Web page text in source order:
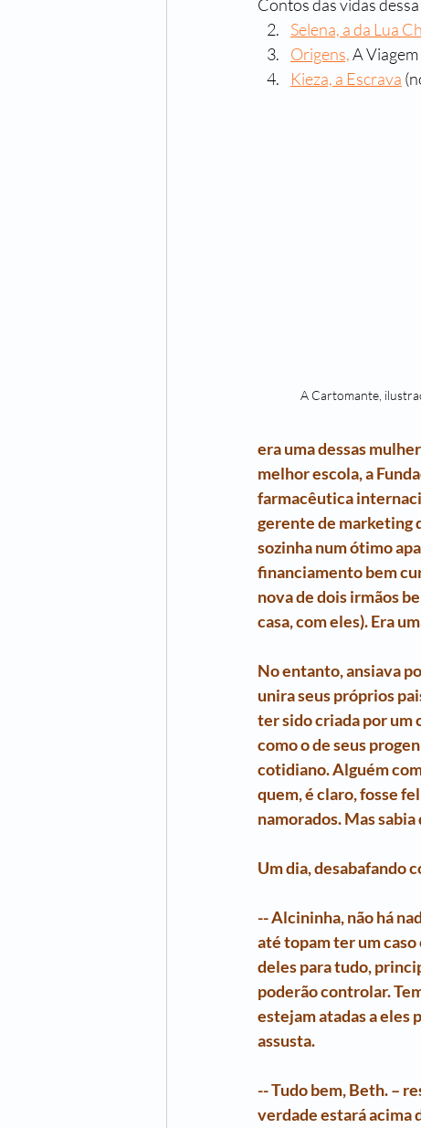
Contos das vidas
Selena, a da Lua
Origens, A
Kieza, a Escrava
A Cartomante,
era uma dessas
melhor escola, a
farmacêutica
gerente de marketing
sozinha num ótimo
financiamento bem
nova de dois irmãos
casa, com eles). Era
No entanto, ansiava
unira seus próprios
ter sido criada por um
como o de seus
cotidiano. Alguém
quem, é claro, fosse
namorados. Mas
Um dia, desabafando
-- Alcininha, não há
até topam ter um caso
deles para tudo,
poderão controlar.
estejam atadas a eles
assusta.
-- Tudo bem, Beth. –
verdade estará acima